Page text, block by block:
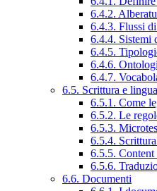
6.4.2.
6.4.3. Flussi
6.4.4. Sistemi
6.4.5.
6.4.6.
6.4.7.
6.5. Scrittura e
6.5.1. Come
6.5.2. Le
6.5.3.
6.5.4.
6.5.5.
6.5.6.
6.6. Documenti